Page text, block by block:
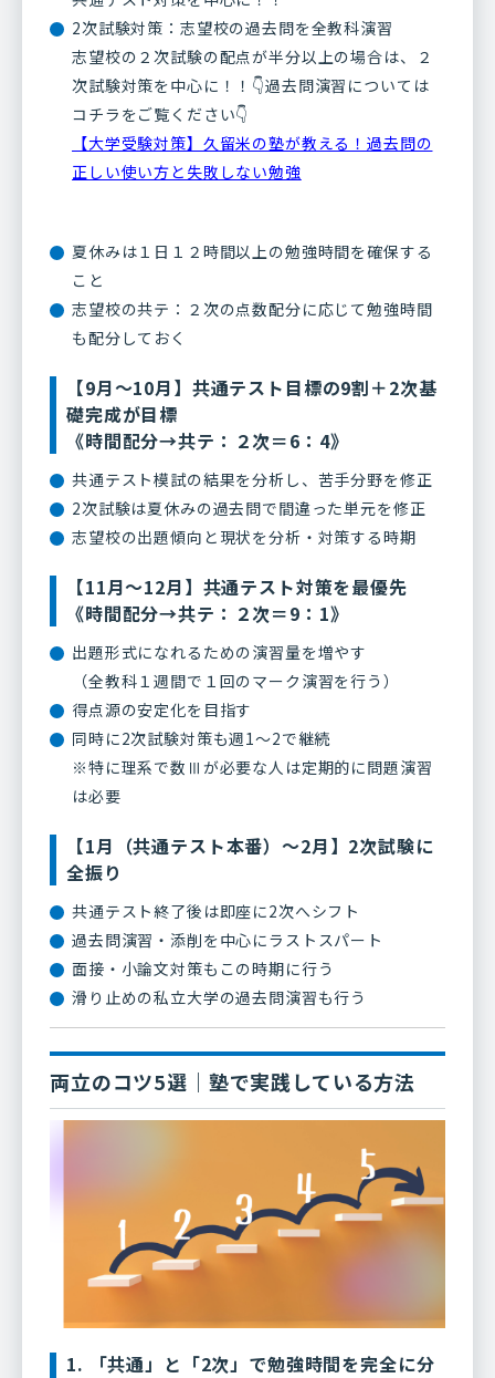
2次試験対策：志望校の過去問を全教科演習
志望校の２次試験の配点が半分以上の場合は、２
次試験対策を中心に！！👇過去問演習については
コチラをご覧ください👇
【大学受験対策】久留米の塾が教える！過去問の
正しい使い方と失敗しない勉強
夏休みは１日１２時間以上の勉強時間を確保する
こと
志望校の共テ：２次の点数配分に応じて勉強時間
も配分しておく
【9月～10月】共通テスト目標の9割＋2次基
礎完成が目標
《時間配分→共テ：２次＝6：4》
共通テスト模試の結果を分析し、苦手分野を修正
2次試験は夏休みの過去問で間違った単元を修正
志望校の出題傾向と現状を分析・対策する時期
【11月～12月】共通テスト対策を最優先
《時間配分→共テ：２次＝9：1》
出題形式になれるための演習量を増やす
（全教科１週間で１回のマーク演習を行う）
得点源の安定化を目指す
同時に2次試験対策も週1〜2で継続
※特に理系で数Ⅲが必要な人は定期的に問題演習
は必要
【1月（共通テスト本番）～2月】2次試験に
全振り
共通テスト終了後は即座に2次へシフト
過去問演習・添削を中心にラストスパート
面接・小論文対策もこの時期に行う
滑り止めの私立大学の過去問演習も行う
両立のコツ5選｜塾で実践している方法
1. 「共通」と「2次」で勉強時間を完全に分